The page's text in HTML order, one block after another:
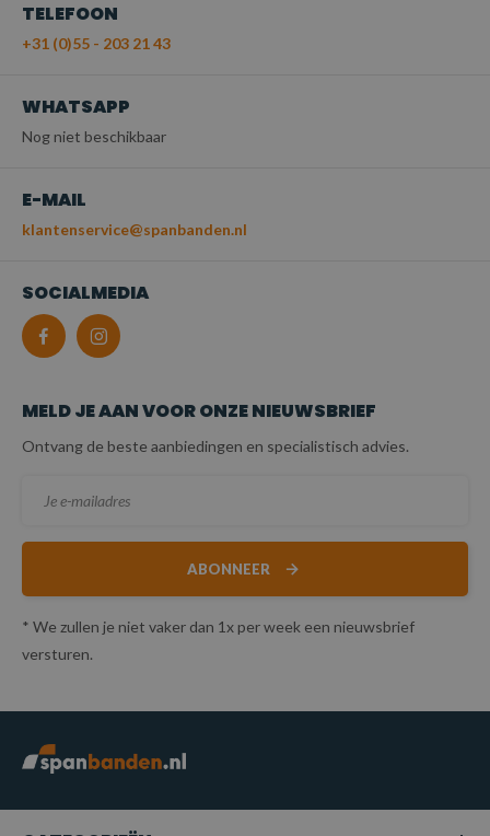
TELEFOON
+31 (0)55 - 203 21 43
WHATSAPP
Nog niet beschikbaar
E-MAIL
klantenservice@spanbanden.nl
SOCIALMEDIA
MELD JE AAN VOOR ONZE NIEUWSBRIEF
Ontvang de beste aanbiedingen en specialistisch advies.
ABONNEER
* We zullen je niet vaker dan 1x per week een nieuwsbrief
versturen.